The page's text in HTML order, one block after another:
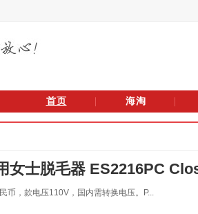
首页 海淘
女士脱毛器 ES2216PC
币，款电压110V，国内需转换电压。P...